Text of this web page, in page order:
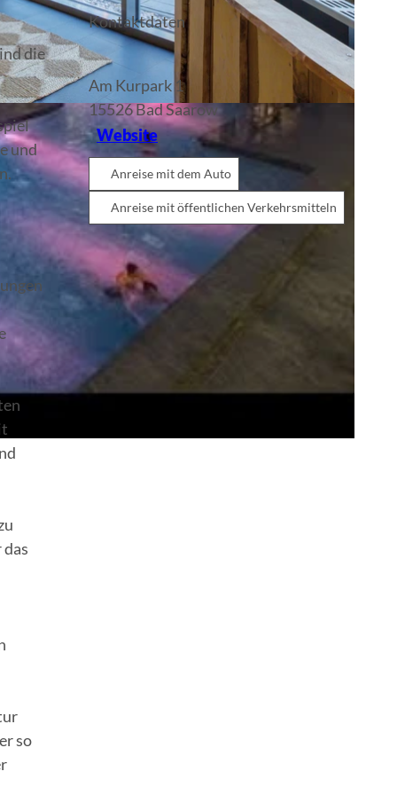
die
und
so
Kontaktdaten
Am Kurpark 1
15526Bad Saarow
Website
Anreise mit dem Auto
Anreise mit öffentlichen Verkehrsmitteln